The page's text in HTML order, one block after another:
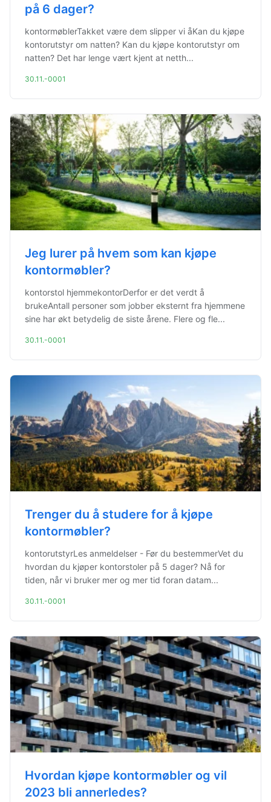
på 6 dager?
kontormøblerTakket være dem slipper vi åKan du kjøpe
kontorutstyr om natten? Kan du kjøpe kontorutstyr om
natten? Det har lenge vært kjent at netth...
30.11.-0001
Jeg lurer på hvem som kan kjøpe
kontormøbler?
kontorstol hjemmekontorDerfor er det verdt å
brukeAntall personer som jobber eksternt fra hjemmene
sine har økt betydelig de siste årene. Flere og fle...
30.11.-0001
Trenger du å studere for å kjøpe
kontormøbler?
kontorutstyrLes anmeldelser - Før du bestemmerVet du
hvordan du kjøper kontorstoler på 5 dager? Nå for
tiden, når vi bruker mer og mer tid foran datam...
30.11.-0001
Hvordan kjøpe kontormøbler og vil
2023 bli annerledes?